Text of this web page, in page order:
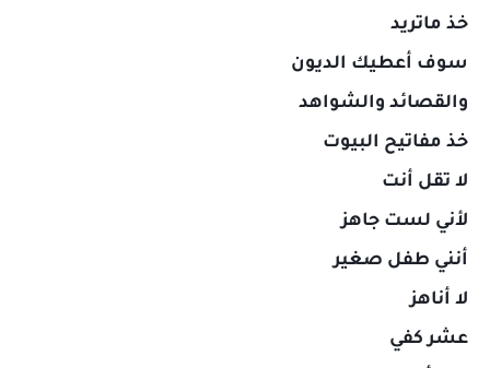
خذ ماتريد
سوف أعطيك الديون
والقصائد والشواهد
خذ مفاتيح البيوت
لا تقل أنت
لأني لست جاهز
أنني طفل صغير
لا أناهز
عشر كفي